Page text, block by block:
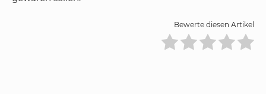
Bewerte diesen Artikel